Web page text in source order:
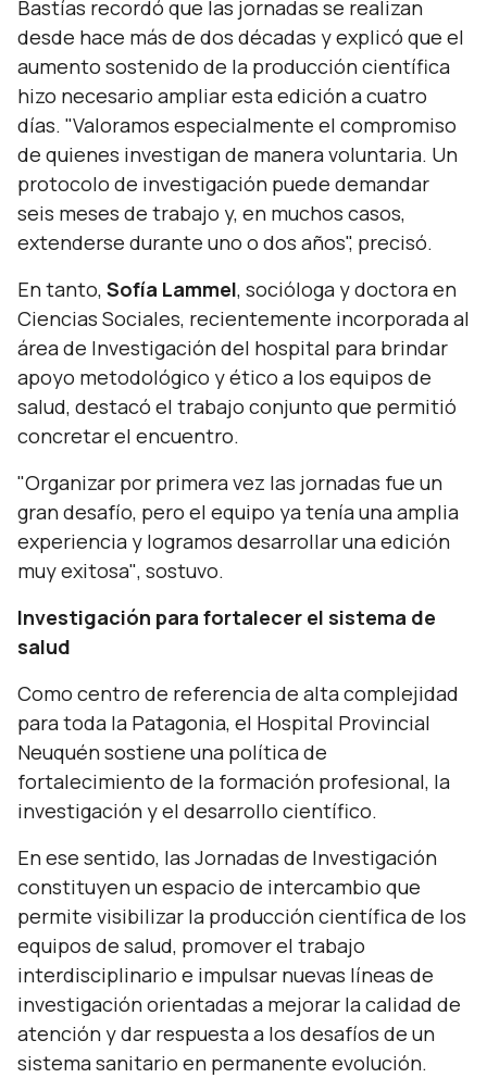
Bastías recordó que las jornadas se realizan
desde hace más de dos décadas y explicó que el
aumento sostenido de la producción científica
hizo necesario ampliar esta edición a cuatro
días. "Valoramos especialmente el compromiso
de quienes investigan de manera voluntaria. Un
protocolo de investigación puede demandar
seis meses de trabajo y, en muchos casos,
extenderse durante uno o dos años", precisó.
En tanto, Sofía Lammel, socióloga y doctora en
Ciencias Sociales, recientemente incorporada al
área de Investigación del hospital para brindar
apoyo metodológico y ético a los equipos de
salud, destacó el trabajo conjunto que permitió
concretar el encuentro.
"Organizar por primera vez las jornadas fue un
gran desafío, pero el equipo ya tenía una amplia
experiencia y logramos desarrollar una edición
muy exitosa", sostuvo.
Investigación para fortalecer el sistema de
salud
Como centro de referencia de alta complejidad
para toda la Patagonia, el Hospital Provincial
Neuquén sostiene una política de
fortalecimiento de la formación profesional, la
investigación y el desarrollo científico.
En ese sentido, las Jornadas de Investigación
constituyen un espacio de intercambio que
permite visibilizar la producción científica de los
equipos de salud, promover el trabajo
interdisciplinario e impulsar nuevas líneas de
investigación orientadas a mejorar la calidad de
atención y dar respuesta a los desafíos de un
sistema sanitario en permanente evolución.